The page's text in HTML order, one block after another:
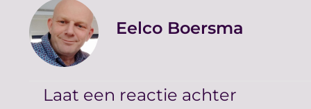
Eelco Boersma
Laat een reactie achter